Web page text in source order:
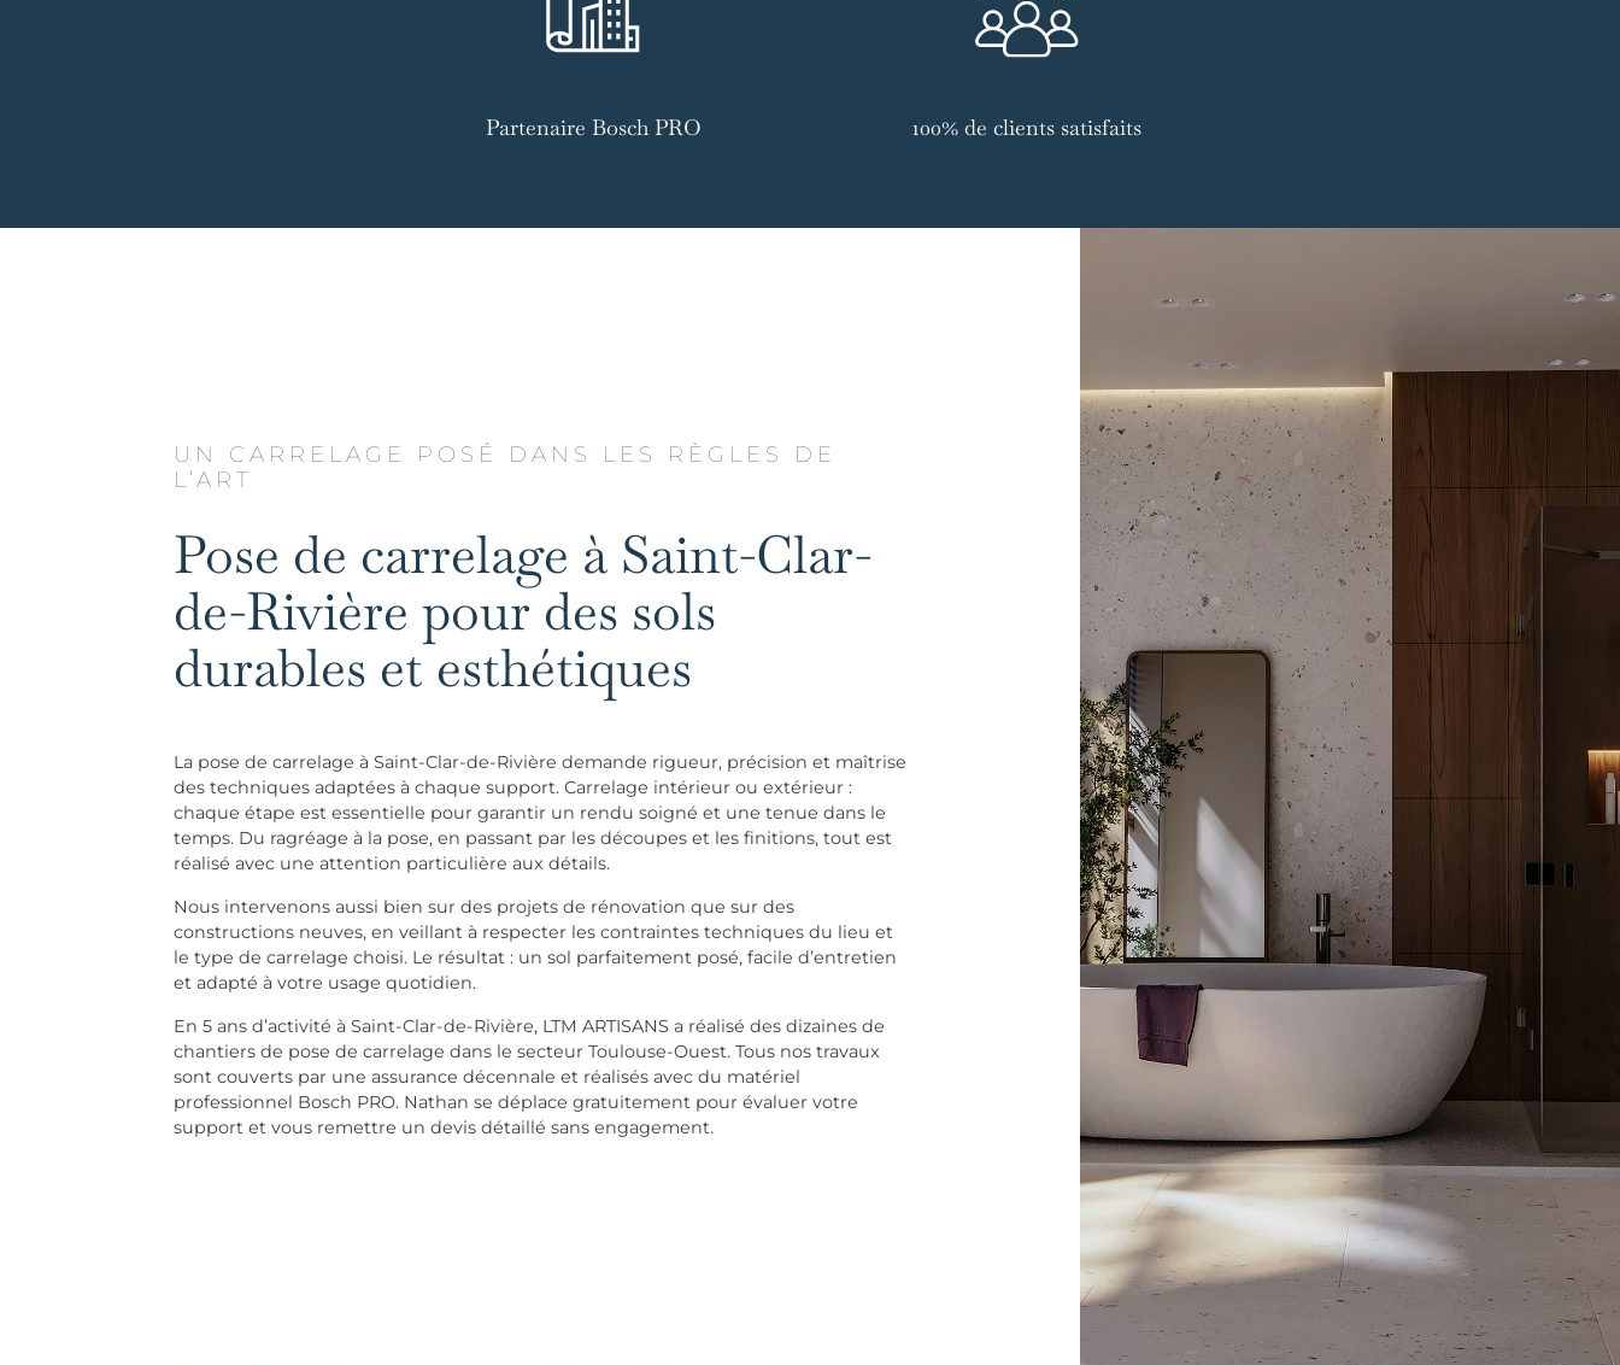
Partenaire Bosch PRO 100% de clients satisfaits
UN CARRELAGE POSÉ DANS LES RÈGLES DE
L’ART
Pose de carrelage à Saint-Clar-
de-Rivière pour des sols
durables et esthétiques
La pose de carrelage à Saint-Clar-de-Rivière demande rigueur, précision et maîtrise
des techniques adaptées à chaque support. Carrelage intérieur ou extérieur :
chaque étape est essentielle pour garantir un rendu soigné et une tenue dans le
temps. Du ragréage à la pose, en passant par les découpes et les finitions, tout est
réalisé avec une attention particulière aux détails.
Nous intervenons aussi bien sur des projets de rénovation que sur des
constructions neuves, en veillant à respecter les contraintes techniques du lieu et
le type de carrelage choisi. Le résultat : un sol parfaitement posé, facile d’entretien
et adapté à votre usage quotidien.
En 5 ans d’activité à Saint-Clar-de-Rivière, LTM ARTISANS a réalisé des dizaines de
chantiers de pose de carrelage dans le secteur Toulouse-Ouest. Tous nos travaux
sont couverts par une assurance décennale et réalisés avec du matériel
professionnel Bosch PRO. Nathan se déplace gratuitement pour évaluer votre
support et vous remettre un devis détaillé sans engagement.